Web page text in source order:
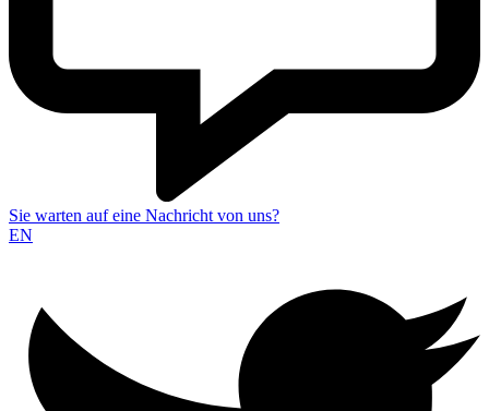
Sie warten auf eine Nachricht von uns?
EN